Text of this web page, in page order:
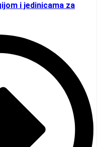
i jedinicama za